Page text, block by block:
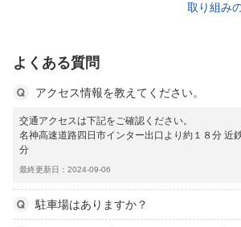
取り組み
よくある質問
アクセス情報を教えてください。
交通アクセスは下記をご確認ください。
名神高速道路四日市インター出口より約１８分 近
分
最終更新日：2024-09-06
駐車場はありますか？